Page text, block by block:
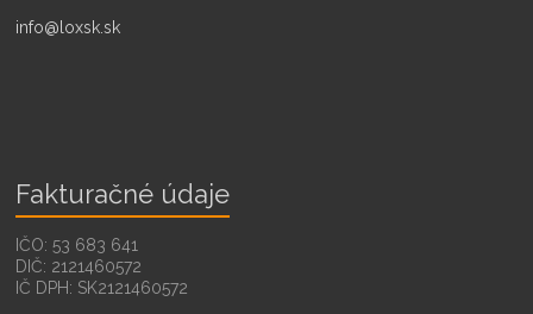
info@loxsk.sk
Fakturačné údaje
IČO: 53 683 641
DIČ: 2121460572
IČ DPH: SK2121460572